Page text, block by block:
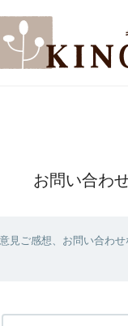
お問い合わ
見ご感想、お問い合わ